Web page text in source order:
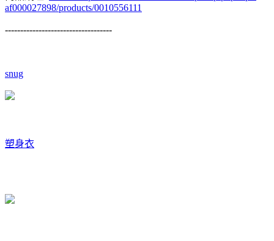
af000027898/products/0010556111
-----------------------------------
snug
塑身衣